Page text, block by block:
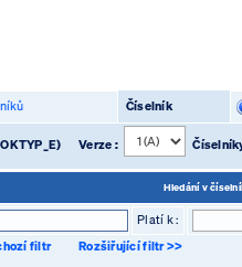
Číselník
Verze :
Hledání v
Platí k :
filtr Rozšiřující filtr >>